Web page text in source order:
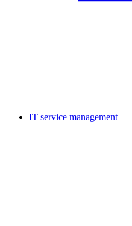
IT service management